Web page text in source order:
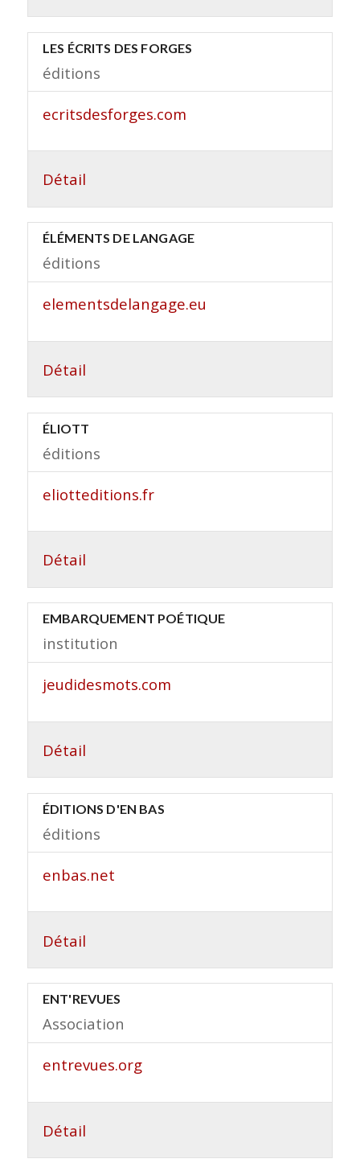
LES ÉCRITS DES FORGES
éditions
ecritsdesforges.com
Détail
ÉLÉMENTS DE LANGAGE
éditions
elementsdelangage.eu
Détail
ÉLIOTT
éditions
eliotteditions.fr
Détail
EMBARQUEMENT POÉTIQUE
institution
jeudidesmots.com
Détail
ÉDITIONS D'EN BAS
éditions
enbas.net
Détail
ENT'REVUES
Association
entrevues.org
Détail